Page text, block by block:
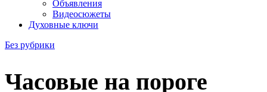
Объявления
Видеосюжеты
Духовные ключи
Без рубрики
Часовые на пороге